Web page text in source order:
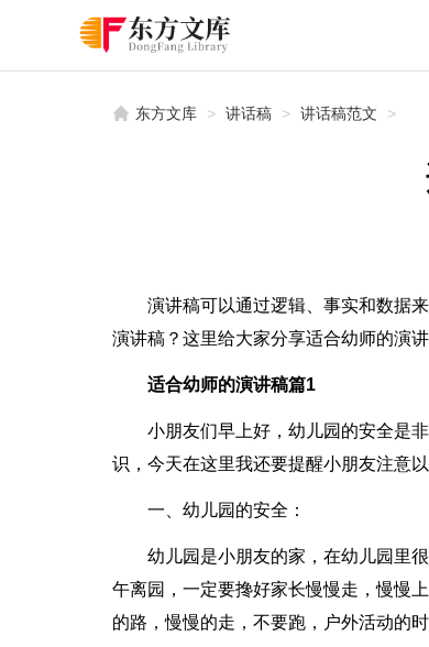
东方文库 > 讲话稿 > 讲话稿范文 >
演讲稿可以通过逻辑、事实和数据
演讲稿？这里给大家分享适合幼师的演
适合幼师的演讲稿篇1
小朋友们早上好，幼儿园的安全是
识，今天在这里我还要提醒小朋友注意
一、幼儿园的安全：
幼儿园是小朋友的家，在幼儿园里
午离园，一定要搀好家长慢慢走，慢慢
的路，慢慢的走，不要跑，户外活动的